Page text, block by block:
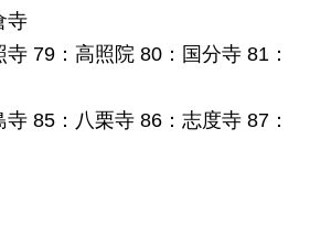
寺
79：高照院 80：国分寺 81：
85：八栗寺 86：志度寺 87：